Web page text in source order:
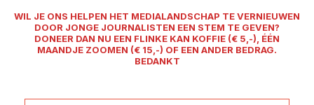
WIL JE ONS HELPEN HET MEDIALANDSCHAP TE VERNIEUWEN
DOOR JONGE JOURNALISTEN EEN STEM TE GEVEN?
DONEER DAN NU EEN FLINKE KAN KOFFIE (€ 5,-), ÉÉN
MAANDJE ZOOMEN (€ 15,-) OF EEN ANDER BEDRAG.
BEDANKT